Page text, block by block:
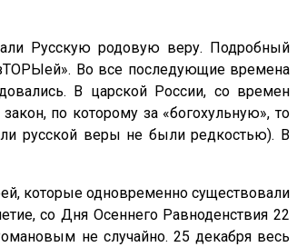
Русскую родовую веру. Подробный
Во все последующие времена
В царской России, со времен
по которому за «богохульную», то
русской веры не были редкостью). В
которые одновременно существовали
со Дня Осеннего Равноденствия 22
не случайно. 25 декабря весь